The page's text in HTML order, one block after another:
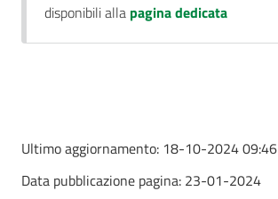
disponibili alla pagina dedicata
Ultimo aggiornamento: 18-10-2024 09:46
Data pubblicazione pagina: 23-01-2024